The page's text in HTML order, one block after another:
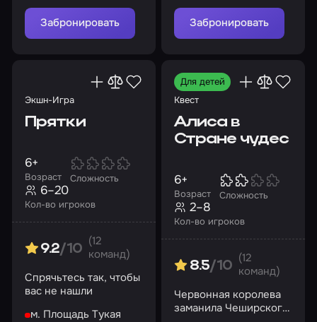
Забронировать Забронировать
Экшн-Игра
Прятки
Возраст
6+
Сложность
Кол-во игроков
6–20
9.2/10
(12
команд)
Спрячьтесь так, чтобы
вас не нашли
м. Площадь Тукая
Для детей
Квест
Алиса в
Стране чудес
Возраст
6+
Сложность
Кол-во игроков
2–8
8.5/10
(12
команд)
Червонная королева
заманила Чеширского